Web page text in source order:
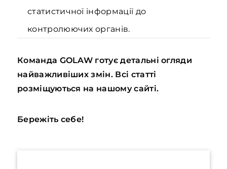
статистичної інформації до
контролюючих органів.
Команда GOLAW готує детальні огляди
найважливіших змін. Всі статті
розміщуються на нашому сайті.
Бережіть себе!